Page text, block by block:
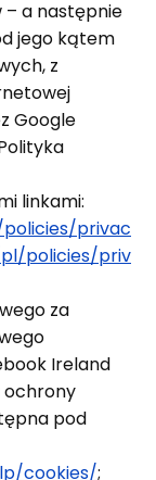
– a następnie
jego kątem
z
Google
linkami:
privac
policies/priv
za
Ireland
ochrony
pod
cookies/;